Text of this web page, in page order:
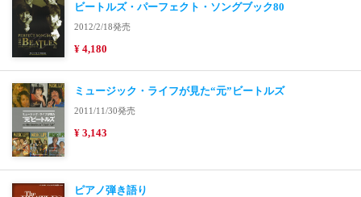
ビートルズ・パーフェクト・ソングブック80
2012/2/18発売
¥ 4,180
ミュージック・ライフが見た“元”ビートルズ
2011/11/30発売
¥ 3,143
ピアノ弾き語り